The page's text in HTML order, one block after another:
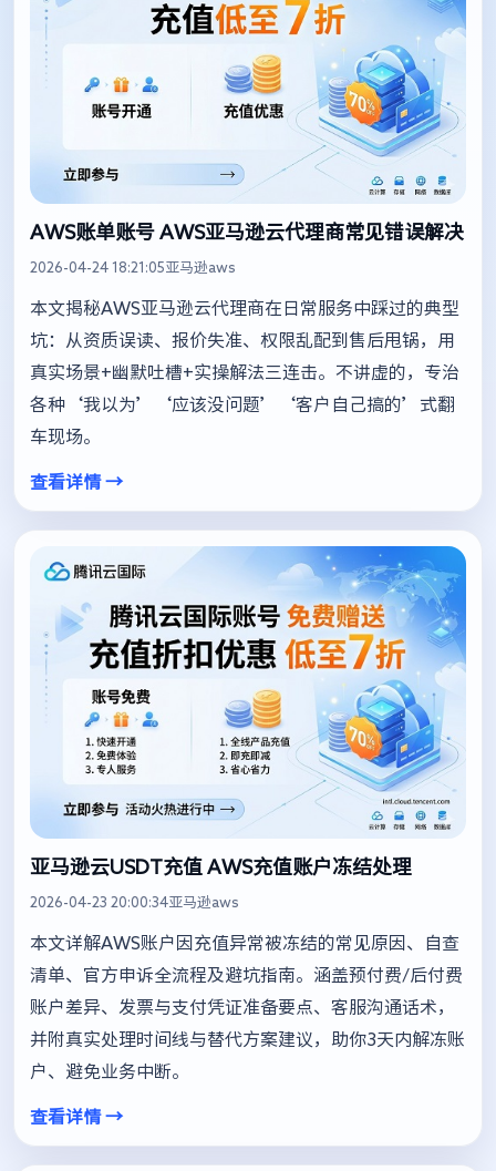
AWS账单账号 AWS亚马逊云代理商常见错误解决
2026-04-24 18:21:05亚马逊aws
本文揭秘AWS亚马逊云代理商在日常服务中踩过的典型
坑：从资质误读、报价失准、权限乱配到售后甩锅，用
真实场景+幽默吐槽+实操解法三连击。不讲虚的，专治
各种‘我以为’‘应该没问题’‘客户自己搞的’式翻
车现场。
查看详情 →
亚马逊云USDT充值 AWS充值账户冻结处理
2026-04-23 20:00:34亚马逊aws
本文详解AWS账户因充值异常被冻结的常见原因、自查
清单、官方申诉全流程及避坑指南。涵盖预付费/后付费
账户差异、发票与支付凭证准备要点、客服沟通话术，
并附真实处理时间线与替代方案建议，助你3天内解冻账
户、避免业务中断。
查看详情 →